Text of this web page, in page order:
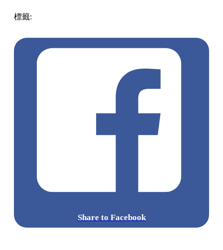
標籤:
Share to Facebook